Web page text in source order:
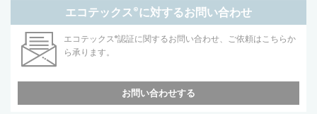
エコテックス®に対するお問い合わせ
エコテックス®認証に関するお問い合わせ、ご依頼はこちらか
ら承ります。
お問い合わせする